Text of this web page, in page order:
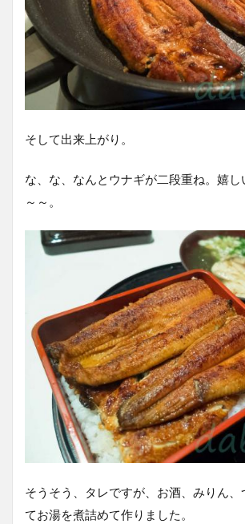
そして出来上がり。
な、な、なんとウナギが二段重ね。嬉し
～～。
そうそう、タレですが、お酒、みりん、
てお湯を煮詰めて作りました。